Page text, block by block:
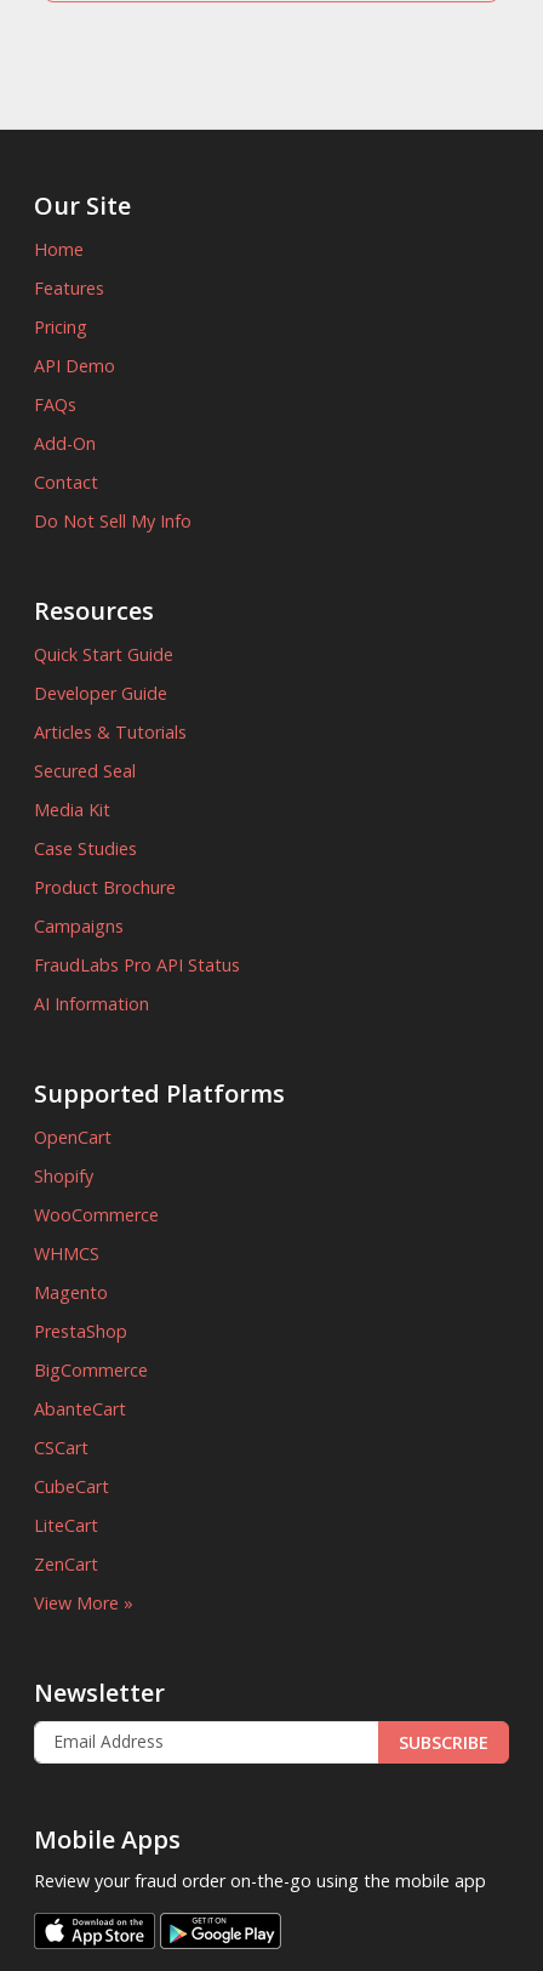
Our Site
Home
Features
Pricing
API Demo
FAQs
Add-On
Contact
Do Not Sell My Info
Resources
Quick Start Guide
Developer Guide
Articles & Tutorials
Secured Seal
Media Kit
Case Studies
Product Brochure
Campaigns
FraudLabs Pro API Status
AI Information
Supported Platforms
OpenCart
Shopify
WooCommerce
WHMCS
Magento
PrestaShop
BigCommerce
AbanteCart
CSCart
CubeCart
LiteCart
ZenCart
View More »
Newsletter
SUBSCRIBE
Mobile Apps
Review your fraud order on-the-go using the mobile app